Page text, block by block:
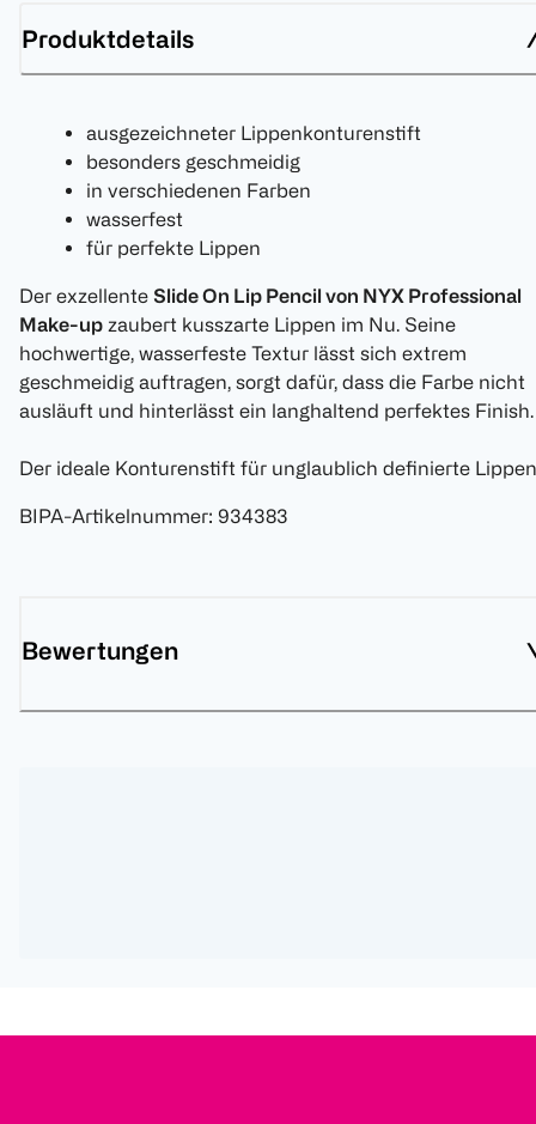
Produktdetails
ausgezeichneter Lippenkonturenstift
besonders geschmeidig
in verschiedenen Farben
wasserfest
für perfekte Lippen
Der exzellente Slide On Lip Pencil von NYX Professional
Make-up zaubert kusszarte Lippen im Nu. Seine
hochwertige, wasserfeste Textur lässt sich extrem
geschmeidig auftragen, sorgt dafür, dass die Farbe nicht
ausläuft und hinterlässt ein langhaltend perfektes Finish.
Der ideale Konturenstift für unglaublich definierte
BIPA-Artikelnummer: 934383
Bewertungen